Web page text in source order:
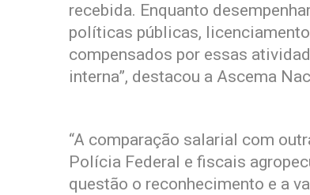
recebida. Enquanto
políticas públicas,
compensados por essas
interna”, destacou a Ascema
“A comparação salarial com
Polícia Federal e fiscais
questão o reconhecimento e a